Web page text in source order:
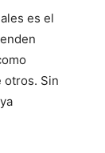
es el
otros. Sin